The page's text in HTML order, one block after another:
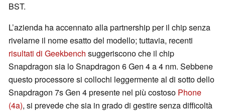
BST.
L’azienda ha accennato alla partnership per il chip senza
rivelarne il nome esatto del modello; tuttavia, recenti
risultati di Geekbench suggeriscono che il chip
Snapdragon sia lo Snapdragon 6 Gen 4 a 4 nm. Sebbene
questo processore si collochi leggermente al di sotto dello
Snapdragon 7s Gen 4 presente nel più costoso Phone
(4a), si prevede che sia in grado di gestire senza difficoltà